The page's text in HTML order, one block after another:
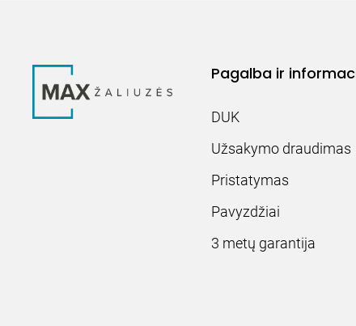
Pagalba ir
DUK
Užsakymo draudimas
Pristatymas
Pavyzdžiai
3 metų garantija